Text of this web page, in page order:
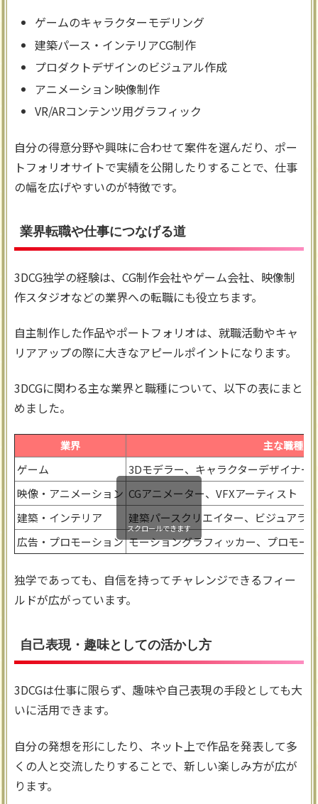
ゲームのキャラクターモデリング
建築パース・インテリアCG制作
プロダクトデザインのビジュアル作成
アニメーション映像制作
VR/ARコンテンツ用グラフィック
自分の得意分野や興味に合わせて案件を選んだり、ポー
トフォリオサイトで実績を公開したりすることで、仕事
の幅を広げやすいのが特徴です。
業界転職や仕事につなげる道
3DCG独学の経験は、CG制作会社やゲーム会社、映像制
作スタジオなどの業界への転職にも役立ちます。
自主制作した作品やポートフォリオは、就職活動やキャ
リアアップの際に大きなアピールポイントになります。
3DCGに関わる主な業界と職種について、以下の表にまと
めました。
業界 主な職種
ゲーム
3Dモデラー、キャラクターデザイナー
映像・アニメーション CGアニメーター、VFXアーティスト
建築・インテリア
建築パースクリエイター、ビジュアラ
広告・プロモーション モーショングラフィッカー、プロモー
スクロールできます
独学であっても、自信を持ってチャレンジできるフィー
ルドが広がっています。
自己表現・趣味としての活かし方
3DCGは仕事に限らず、趣味や自己表現の手段としても大
いに活用できます。
自分の発想を形にしたり、ネット上で作品を発表して多
くの人と交流したりすることで、新しい楽しみ方が広が
ります。